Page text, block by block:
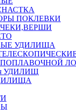
ПОКЛЕВКИ
УДИЛИЩА
ПОПЛАВОЧНОЙ
УДИЛИЩ